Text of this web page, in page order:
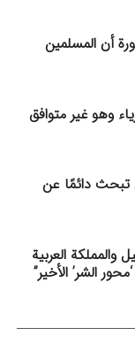
أن المسلمين
وهو غير متوافق
تبحث دائمًا عن
والمملكة العربية
الشر’ الأخير”